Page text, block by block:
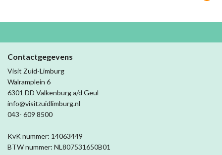
Contactgegevens
Visit Zuid-Limburg
Walramplein 6
6301 DD Valkenburg a/d Geul
info@visitzuidlimburg.nl
043- 609 8500
KvK nummer: 14063449
BTW nummer: NL807531650B01